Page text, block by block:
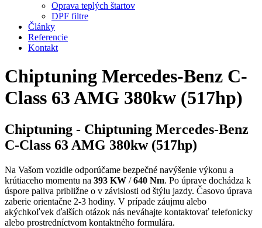
Oprava teplých štartov
DPF filtre
Články
Referencie
Kontakt
Chiptuning Mercedes-Benz C-
Class 63 AMG 380kw (517hp)
Chiptuning - Chiptuning Mercedes-Benz
C-Class 63 AMG 380kw (517hp)
Na Vašom vozidle odporúčame bezpečné navýšenie výkonu a
krútiaceho momentu na 393 KW /640 Nm. Po úprave dochádza k
úspore paliva približne o v závislosti od štýlu jazdy. Časovo úprava
zaberie orientačne 2-3 hodiny. V prípade záujmu alebo
akýchkoľvek ďalších otázok nás neváhajte kontaktovať telefonicky
alebo prostredníctvom kontaktného formulára.